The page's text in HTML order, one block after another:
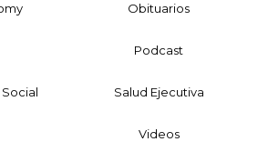
Obituarios
Podcast
Salud Ejecutiva
Videos